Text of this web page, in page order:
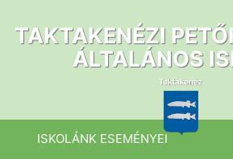
tartalomhoz
TAKTAKENÉZI
ÁLTALÁNOS
ISKOLÁNK ESEMÉNYEI